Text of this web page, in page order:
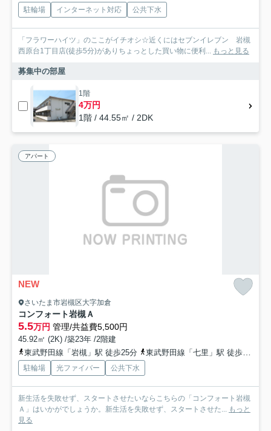
駐輪場 インターネット対応 公共下水
「フラワーハイツ」のここがイチオシ☆近くにはセブンイレブン 岩槻
西原台1丁目店(徒歩5分)がありちょっとした買い物に便利... もっと見る
募集中の部屋
1階
4万円
1階 / 44.55㎡ / 2DK
アパート
NEW
さいたま市岩槻区大字加倉
コンフォート岩槻Ａ
5.5万円 管理/共益費5,500円
45.92㎡ (2K) /築23年 /2階建
東武野田線「岩槻」駅 徒歩25分
東武野田線「七里」駅 徒歩28分
駐輪場 光ファイバー 公共下水
新生活を失敗せず、スタートさせたいならこちらの「コンフォート岩槻
Ａ」はいかがでしょうか。新生活を失敗せず、スタートさせた... もっと
見る